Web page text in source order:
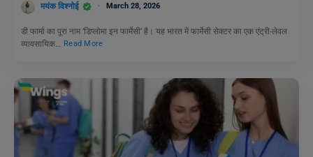
मयंक विश्नोई March 28, 2026
डी फार्मा का पूरा नाम ‘डिप्लोमा इन फार्मेसी’ है। यह भारत में फार्मेसी सेक्टर का एक एंट्री-लेवल
व्यावसायिक…
Read More